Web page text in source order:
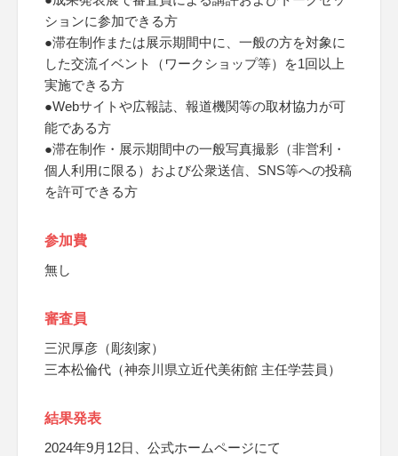
ションに参加できる方
●滞在制作または展示期間中に、一般の方を対象に
した交流イベント（ワークショップ等）を1回以上
実施できる方
●Webサイトや広報誌、報道機関等の取材協力が可
能である方
●滞在制作・展示期間中の一般写真撮影（非営利・
個人利用に限る）および公衆送信、SNS等への投稿
を許可できる方
参加費
無し
審査員
三沢厚彦（彫刻家）
三本松倫代（神奈川県立近代美術館 主任学芸員）
結果発表
2024年9月12日、公式ホームページにて